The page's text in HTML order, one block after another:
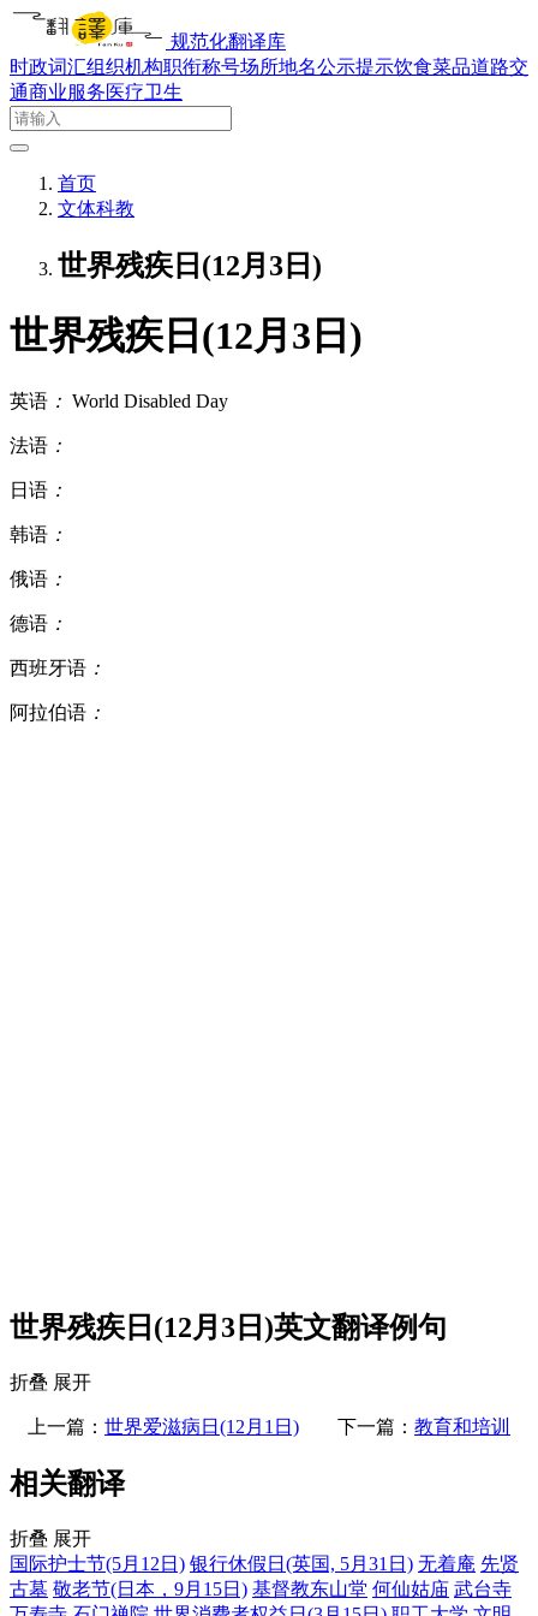
规范化翻译库
时政词汇组织机构职衔称号场所地名公示提示饮食菜品道路交
通商业服务医疗卫生
首页
文体科教
世界残疾日(12月3日)
世界残疾日(12月3日)
英语 ： World Disabled Day
法语 ：
日语 ：
韩语 ：
俄语 ：
德语 ：
西班牙语 ：
阿拉伯语 ：
世界残疾日(12月3日)英文翻译例句
折叠 展开
上一篇： 世界爱滋病日(12月1日) 下一篇： 教育和培训
相关翻译
折叠 展开
国际护士节(5月12日) 银行休假日(英国, 5月31日) 无着庵 先贤
古墓 敬老节(日本，9月15日) 基督教东山堂 何仙姑庙 武台寺